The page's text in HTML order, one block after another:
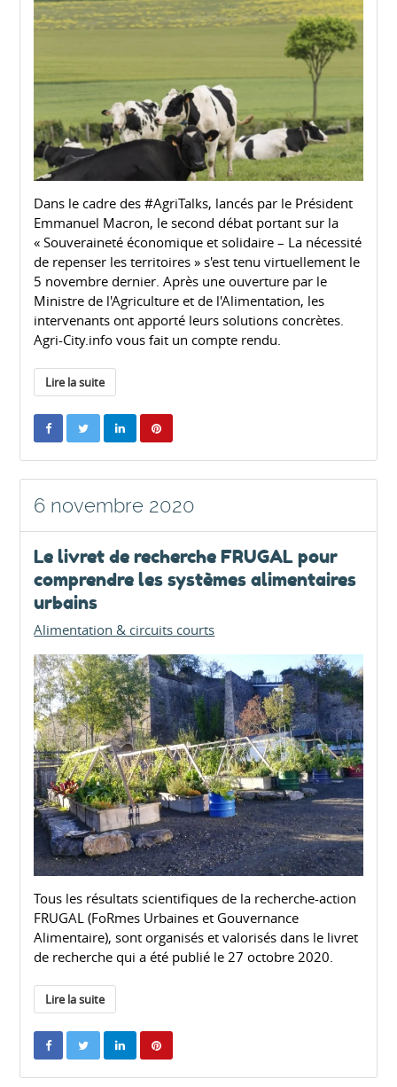
Dans le cadre des #AgriTalks, lancés par le Président
Emmanuel Macron, le second débat portant sur la
« Souveraineté économique et solidaire – La nécessité
de repenser les territoires » s'est tenu virtuellement le
5 novembre dernier. Après une ouverture par le
Ministre de l'Agriculture et de l'Alimentation, les
intervenants ont apporté leurs solutions concrètes.
Agri-City.info vous fait un compte rendu.
Lire la suite
6 novembre 2020
Le livret de recherche FRUGAL pour
comprendre les systèmes alimentaires
urbains
Alimentation & circuits courts
Tous les résultats scientifiques de la recherche-action
FRUGAL (FoRmes Urbaines et Gouvernance
Alimentaire), sont organisés et valorisés dans le livret
de recherche qui a été publié le 27 octobre 2020.
Lire la suite